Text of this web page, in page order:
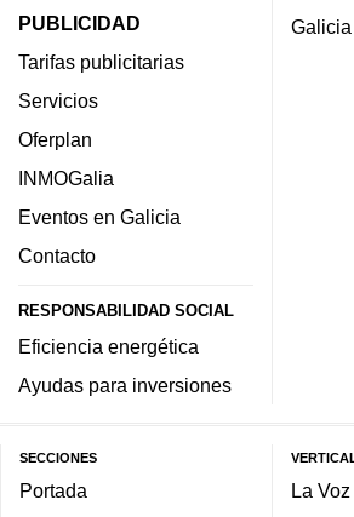
PUBLICIDAD
Tarifas publicitarias
Servicios
Oferplan
INMOGalia
Eventos en Galicia
Contacto
RESPONSABILIDAD SOCIAL
Eficiencia energética
Ayudas para inversiones
SECCIONES
Portada
La